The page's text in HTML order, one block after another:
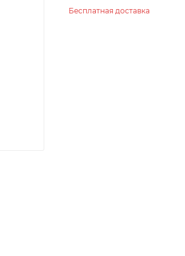
Бесплатная доставка